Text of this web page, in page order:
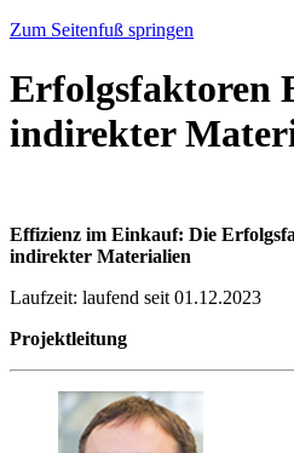
Zum Seitenfuß springen
Erfolgsfaktoren
indirekter
Effizienz im Einkauf: Die
indirekter Materialien
Laufzeit: laufend seit 01.12.2023
Projektleitung